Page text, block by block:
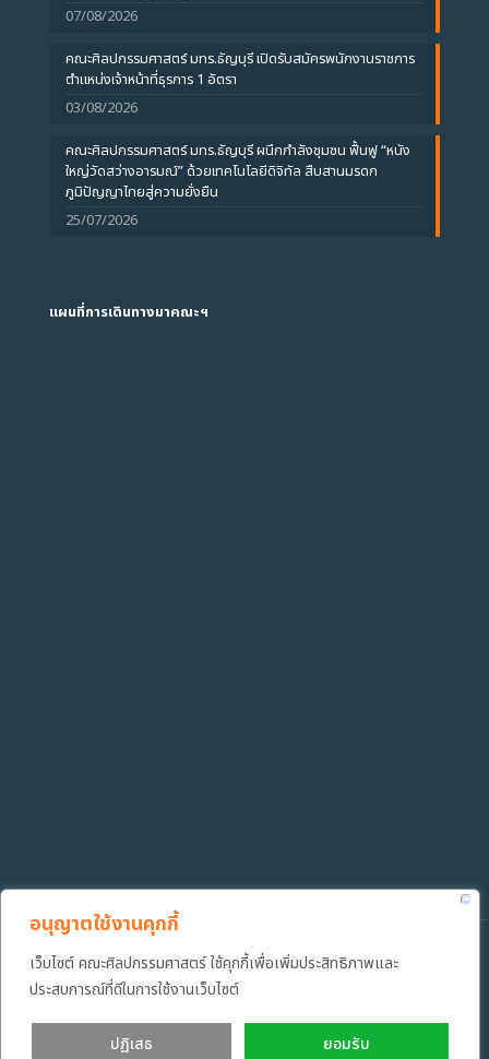
อนุญาตใช้งานคุกกี้
เว็บไซต์ คณะศิลปกรรมศาสตร์ ใช้คุกกี้เพื่อเพิ่มประสิทธิภาพและ
ประสบการณ์ที่ดีในการใช้งานเว็บไซต์
ปฏิเสธ ยอมรับ
07/08/2026
คณะศิลปกรรมศาสตร์ มทร.ธัญบุรี เปิดรับสมัครพนักงานราชการ
ตำแหน่งเจ้าหน้าที่ธุรการ 1 อัตรา
03/08/2026
คณะศิลปกรรมศาสตร์ มทร.ธัญบุรี ผนึกกำลังชุมชน ฟื้นฟู “หนัง
ใหญ่วัดสว่างอารมณ์” ด้วยเทคโนโลยีดิจิทัล สืบสานมรดก
ภูมิปัญญาไทยสู่ความยั่งยืน
25/07/2026
แผนที่การเดินทางมาคณะฯ
Copyright ©️ 2022 คณะศิลปกรรมศาสตร์ มหาวิทยาลัยเทคโนโลยีราช
มงคลธัญบุรี